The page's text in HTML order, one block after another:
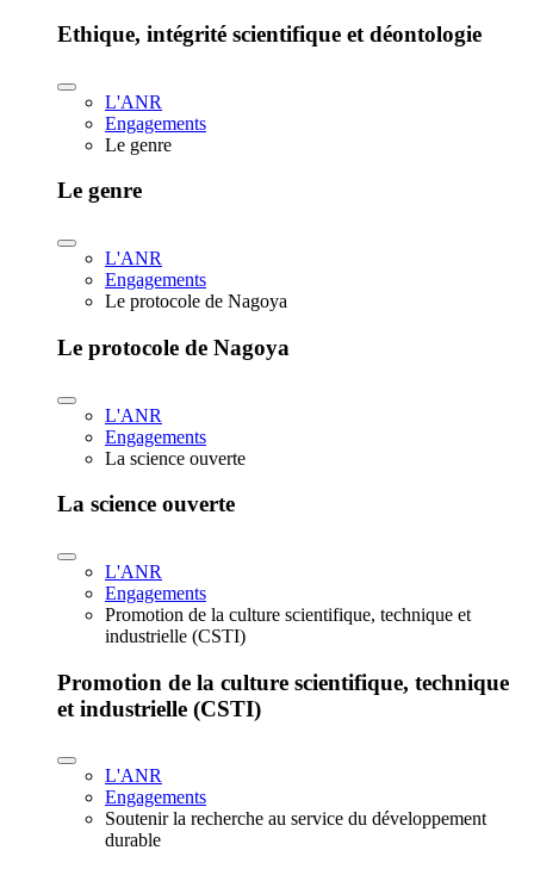
Ethique, intégrité scientifique et déontologie
L'ANR
Engagements
Le genre
Le genre
L'ANR
Engagements
Le protocole de Nagoya
Le protocole de Nagoya
L'ANR
Engagements
La science ouverte
La science ouverte
L'ANR
Engagements
Promotion de la culture scientifique, technique et
industrielle (CSTI)
Promotion de la culture scientifique, technique
et industrielle (CSTI)
L'ANR
Engagements
Soutenir la recherche au service du développement
durable